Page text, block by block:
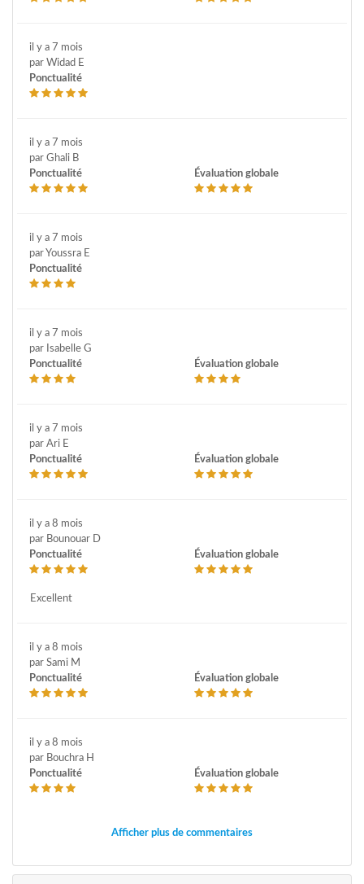
il y a 7 mois
par Widad E
Ponctualité
il y a 7 mois
par Ghali B
Ponctualité
Évaluation globale
il y a 7 mois
par Youssra E
Ponctualité
il y a 7 mois
par Isabelle G
Ponctualité
Évaluation globale
il y a 7 mois
par Ari E
Ponctualité
Évaluation globale
il y a 8 mois
par Bounouar D
Ponctualité
Évaluation globale
Excellent
il y a 8 mois
par Sami M
Ponctualité
Évaluation globale
il y a 8 mois
par Bouchra H
Ponctualité
Évaluation globale
Afficher plus de commentaires